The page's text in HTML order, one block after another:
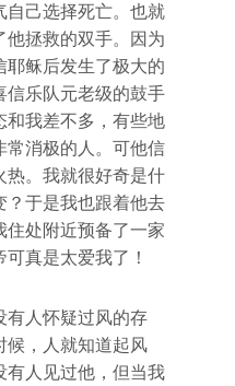
自己选择死亡。也就
他拯救的双手。因为
耶稣后发生了极大的
信乐队元老级的鼓手
和我差不多，有些地
常消极的人。可他信
热。我就很好奇是什
？于是我也跟着他去
住处附近预备了一家
真是太爱我了！
有人怀疑过风的存
候，人就知道起风
有人见过他，但当我